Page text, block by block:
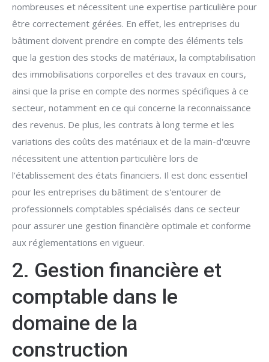
nombreuses et nécessitent une expertise particulière pour
être correctement gérées. En effet, les entreprises du
bâtiment doivent prendre en compte des éléments tels
que la gestion des stocks de matériaux, la comptabilisation
des immobilisations corporelles et des travaux en cours,
ainsi que la prise en compte des normes spécifiques à ce
secteur, notamment en ce qui concerne la reconnaissance
des revenus. De plus, les contrats à long terme et les
variations des coûts des matériaux et de la main-d'œuvre
nécessitent une attention particulière lors de
l'établissement des états financiers. Il est donc essentiel
pour les entreprises du bâtiment de s'entourer de
professionnels comptables spécialisés dans ce secteur
pour assurer une gestion financière optimale et conforme
aux réglementations en vigueur.
2. Gestion financière et
comptable dans le
domaine de la
construction